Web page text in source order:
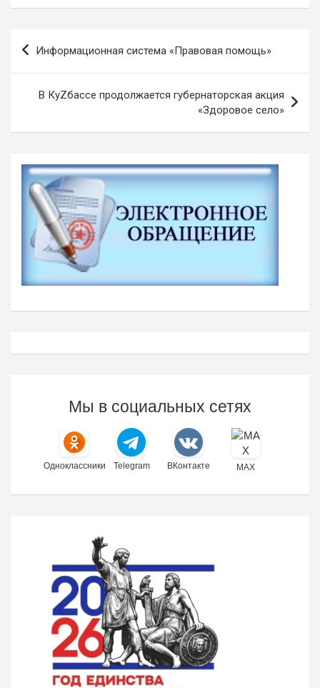
Навигация
записям
Информационная система «Правовая помощь»
В КуZбассе продолжается губернаторская акция
«Здоровое село»
Мы в социальных сетях
Одноклассники Telegram ВКонтакте MAX